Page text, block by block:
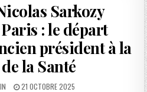
Sarkozy
: le départ
président à la
la Santé
PUBLISHED
21 OCTOBRE 2025